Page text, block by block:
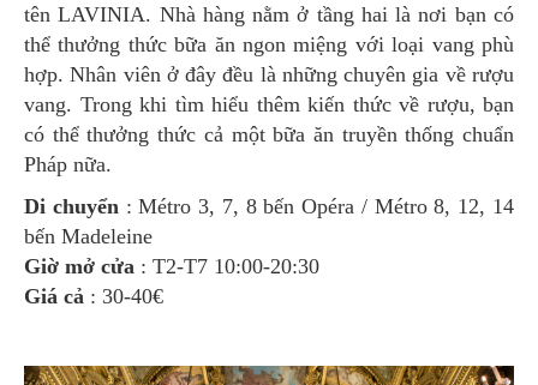
tên LAVINIA. Nhà hàng nằm ở tầng hai là nơi bạn có
thể thưởng thức bữa ăn ngon miệng với loại vang phù
hợp. Nhân viên ở đây đều là những chuyên gia về rượu
vang. Trong khi tìm hiểu thêm kiến thức về rượu, bạn
có thể thưởng thức cả một bữa ăn truyền thống chuẩn
Pháp nữa.
Di chuyển : Métro 3, 7, 8 bến Opéra / Métro 8, 12, 14
bến Madeleine
Giờ mở cửa : T2-T7 10:00-20:30
Giá cả : 30-40€